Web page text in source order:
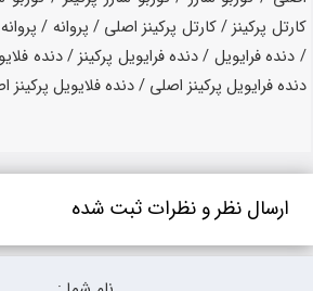
کارتل پرکینز / کارتل پرکینز اصلی / پروانه /
/ دنده فرایویل / دنده فرایویل پرکینز / دنده
دنده فرایویل پرکینز اصلی / دنده فلایویل
ارسال نظر و نظرات ثبت شده